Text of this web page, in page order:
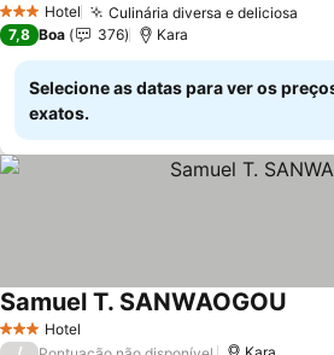
3 EstrelasHotel Culinária diversa e deliciosa
7,8 Boa 376 Kara
Selecione as datas para ver os
exatos.
3 EstrelasHotel
Samuel T. SANWAOGOU